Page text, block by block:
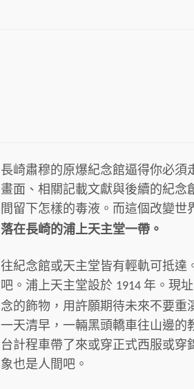
長崎肅穆的原爆紀念館逼得你必
畫面、相關記載文獻與後續的紀
間留下怎樣的毒液。而這個改變世
落在長崎的浦上天主堂一帶。
往紀念館或天主堂皆有輕軌可抵達
吧。浦上天主堂設於 1914 年。現
念的飾物，用許願期待未來不要
一天清早，一輛黑頭轎車往山邊的
台計程車帶了來或穿正式西服或
象也是人間吧。